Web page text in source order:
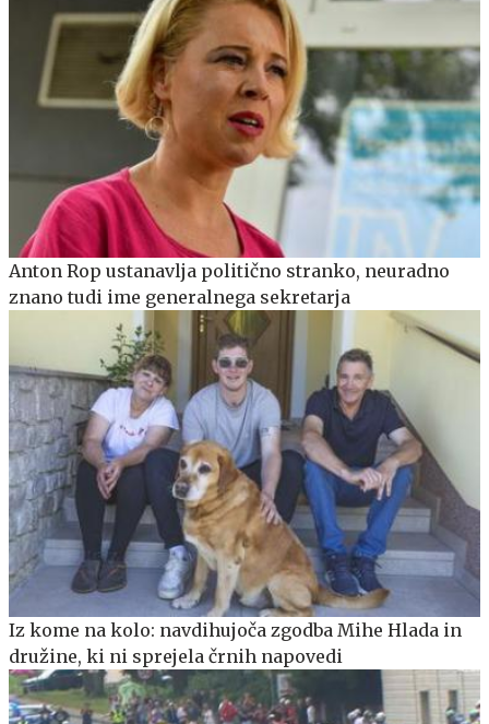
Anton Rop ustanavlja politično stranko, neuradno
znano tudi ime generalnega sekretarja
Iz kome na kolo: navdihujoča zgodba Mihe Hlada in
družine, ki ni sprejela črnih napovedi